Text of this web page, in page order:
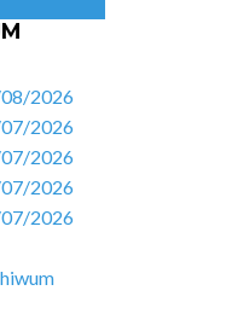
2026
2026
2026
2026
2026